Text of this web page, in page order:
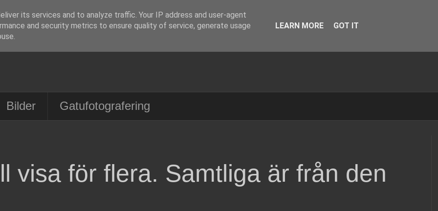
Bilder Gatufotografering
visa för flera. Samtliga är från den
its services and to analyze traffic. Your IP address and user-agent
and security metrics to ensure quality of service, generate usage
LEARN MORE GOT IT